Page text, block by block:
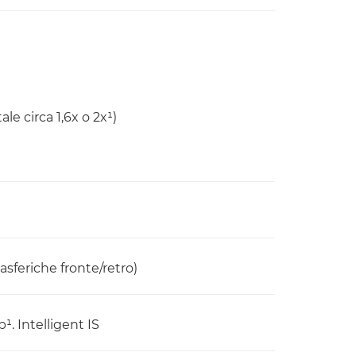
circa 1,6x o 2x¹)
fronte/retro)
Intelligent IS